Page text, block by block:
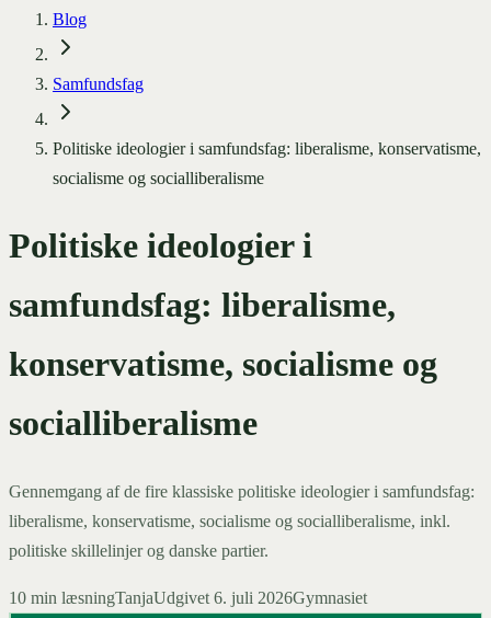
Blog
Samfundsfag
Politiske ideologier i samfundsfag: liberalisme, konservatisme,
socialisme og socialliberalisme
Politiske ideologier i
samfundsfag: liberalisme,
konservatisme, socialisme og
socialliberalisme
Gennemgang af de fire klassiske politiske ideologier i samfundsfag:
liberalisme, konservatisme, socialisme og socialliberalisme, inkl.
politiske skillelinjer og danske partier.
10 min læsningTanjaUdgivet 6. juli 2026Gymnasiet